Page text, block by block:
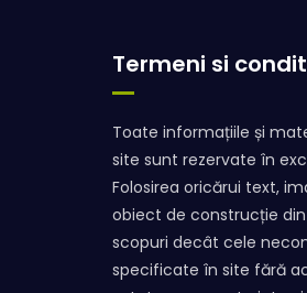
Termeni si
Toate informațiile și
site sunt rezervate în
Folosirea oricărui text,
obiect de construcție
scopuri decât cele
specificate în site fără